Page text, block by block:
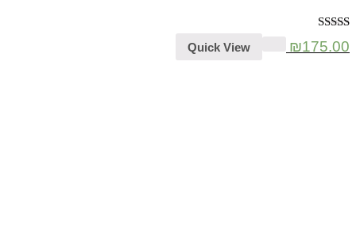
דורג 5.00
מתוך 5
₪175.00
Quick View